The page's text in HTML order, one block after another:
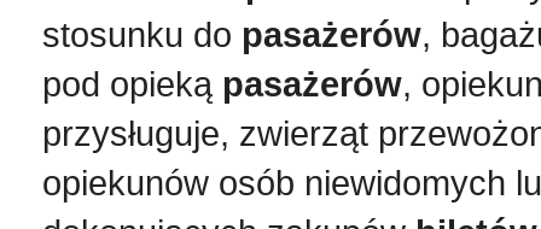
stosunku do pasażerów,
pod opieką pasażerów,
przysługuje, zwierząt
opiekunów osób niewidomych